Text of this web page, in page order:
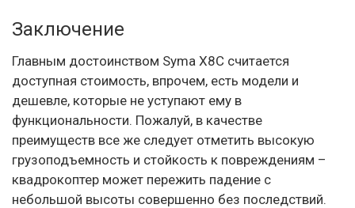
Заключение
Главным достоинством Syma X8C считается
доступная стоимость, впрочем, есть модели и
дешевле, которые не уступают ему в
функциональности. Пожалуй, в качестве
преимуществ все же следует отметить высокую
грузоподъемность и стойкость к повреждениям –
квадрокоптер может пережить падение с
небольшой высоты совершенно без последствий.